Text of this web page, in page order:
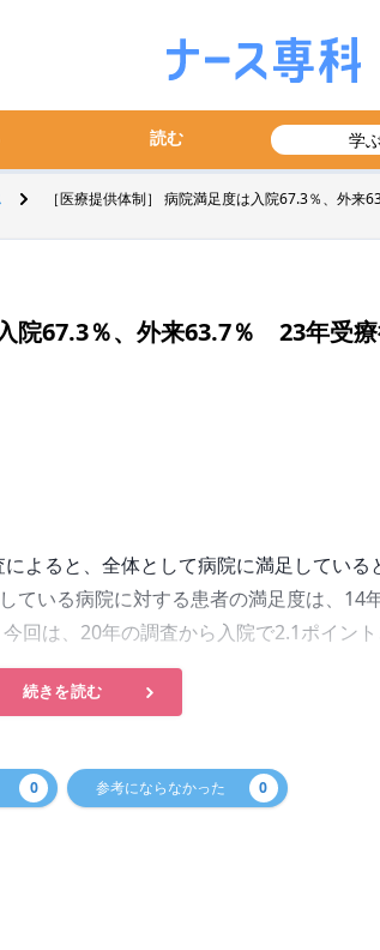
読む 学
［医療提供体制］ 病院満足度は入院67.3％、外
院67.3％、外来63.7％ 23年受
よると、全体として病院に満足している
ている病院に対する患者の満足度は、14
回は、20年の調査から入院で2.1ポイン
続きを読む
0 参考にならなかった 0